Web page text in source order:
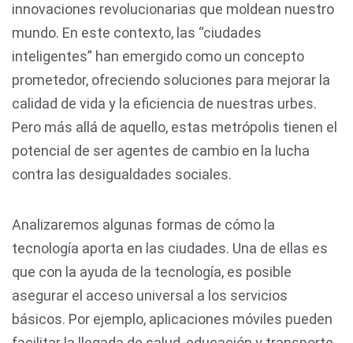
innovaciones revolucionarias que moldean nuestro
mundo. En este contexto, las “ciudades
inteligentes” han emergido como un concepto
prometedor, ofreciendo soluciones para mejorar la
calidad de vida y la eficiencia de nuestras urbes.
Pero más allá de aquello, estas metrópolis tienen el
potencial de ser agentes de cambio en la lucha
contra las desigualdades sociales.
Analizaremos algunas formas de cómo la
tecnología aporta en las ciudades. Una de ellas es
que con la ayuda de la tecnología, es posible
asegurar el acceso universal a los servicios
básicos. Por ejemplo, aplicaciones móviles pueden